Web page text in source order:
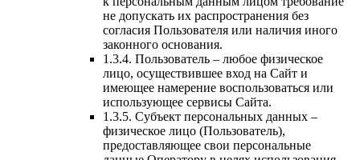
не допускать их распространения без
согласия Пользователя или наличия иного
законного основания.
1.3.4. Пользователь – любое физическое
лицо, осуществившее вход на Сайт и
имеющее намерение воспользоваться или
использующее сервисы Сайта.
1.3.5. Субъект персональных данных –
физическое лицо (Пользователь),
предоставляющее свои персональные